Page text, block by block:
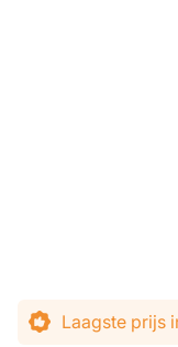
Laagste prijs